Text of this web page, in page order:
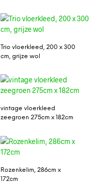
Trio vloerkleed, 200 x 300
cm, grijze wol
vintage vloerkleed
zeegroen 275cm x 182cm
Rozenkelim, 286cm x
172cm